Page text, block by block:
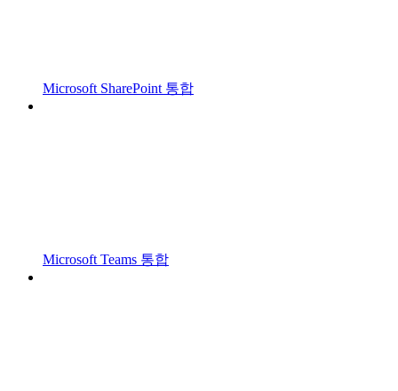
Microsoft SharePoint 통합
Microsoft Teams 통합